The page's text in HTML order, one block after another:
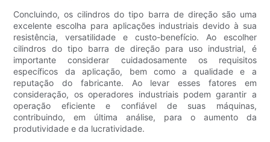
Concluindo, os cilindros do tipo barra de direção são uma
excelente escolha para aplicações industriais devido à sua
resistência, versatilidade e custo-benefício. Ao escolher
cilindros do tipo barra de direção para uso industrial, é
importante considerar cuidadosamente os requisitos
específicos da aplicação, bem como a qualidade e a
reputação do fabricante. Ao levar esses fatores em
consideração, os operadores industriais podem garantir a
operação eficiente e confiável de suas máquinas,
contribuindo, em última análise, para o aumento da
produtividade e da lucratividade.